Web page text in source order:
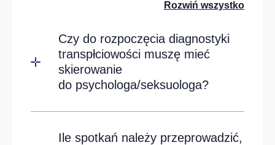
Rozwiń wszystko
Czy do rozpoczęcia diagnostyki
transpłciowości muszę mieć
skierowanie
do psychologa/seksuologa?
Ile spotkań należy przeprowadzić,